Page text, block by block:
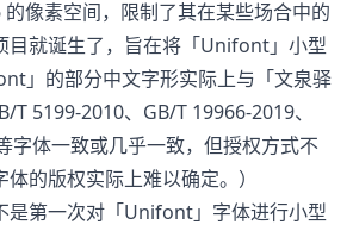
像素空间，限制了其在某些场合中的
目就诞生了，旨在将「Unifont」小型
」的部分中文字形实际上与「文泉驿
T 5199-2010、GB/T 19966-2019、
字体一致或几乎一致，但授权方式不
的版权实际上难以确定。）
是第一次对「Unifont」字体进行小型